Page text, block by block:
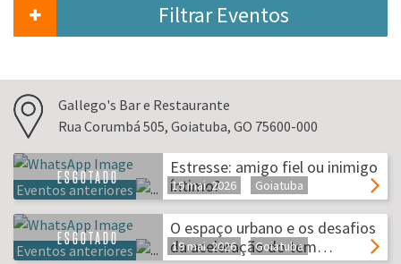
Filtrar Eventos
Gallego's Bar e Restaurante
Rua Corumbá 505, Goiatuba, GO 75600-000
ESGOTADO
Eventos anteriores
Estresse: amigo fiel ou inimigo
íntimo?
19 mai. 2026 Goiatuba
ESGOTADO
Eventos anteriores
O espaço urbano e os desafios
da aceleração do tem…
19 mai. 2026 Goiatuba